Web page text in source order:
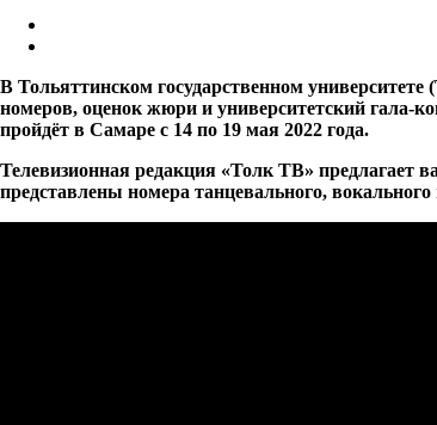
В Тольяттинском государственном
номеров, оценок жюри и университетский гала-
пройдёт в Самаре с 14 по 19 мая 2022 года.
Телевизионная редакция «Толк ТВ»
представлены номера танцевального,